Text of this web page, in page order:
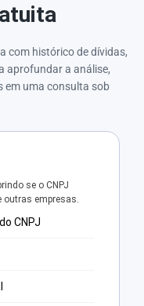
com histórico de dívidas,
aprofundar a análise,
em uma consulta sob
se o CNPJ
outras empresas.
CNPJ